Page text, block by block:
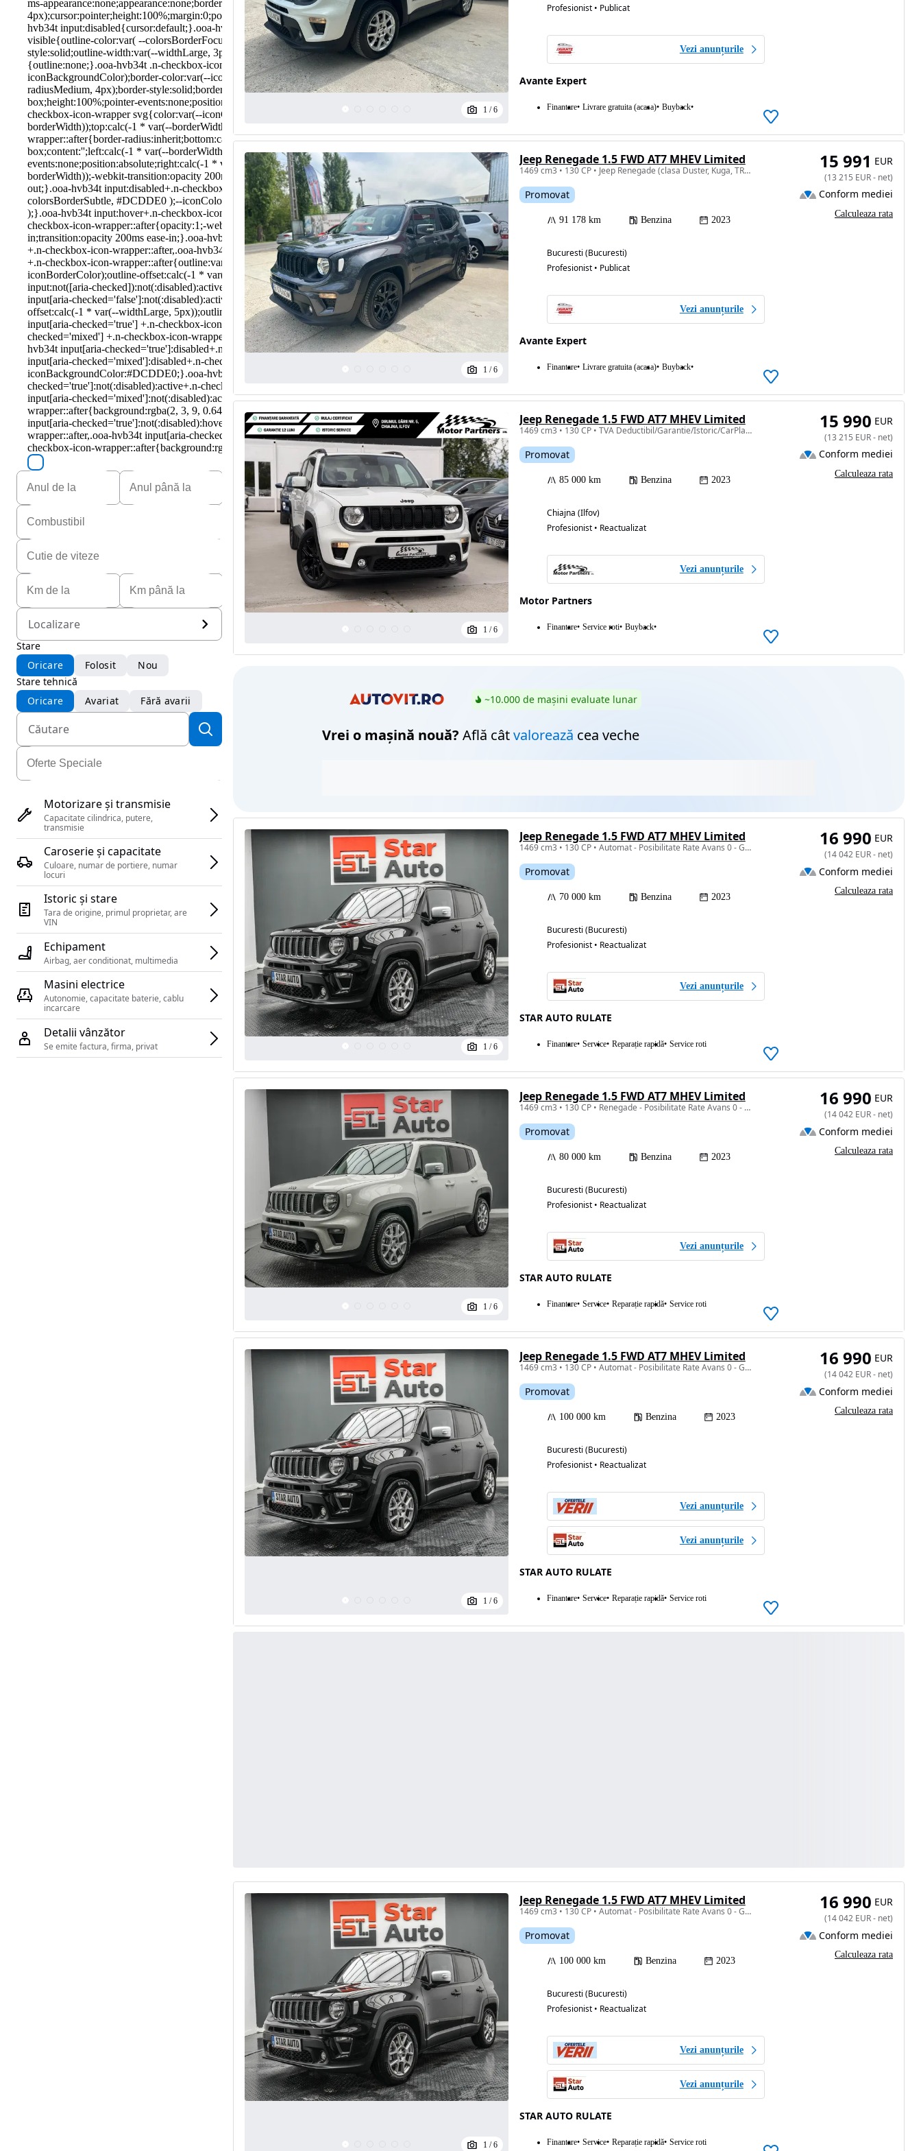
Eligibil pentru
Localizare
Stare
Oricare
Folosit
Nou
Stare tehnică
Oricare
Avariat Fără avarii
Motorizare și transmisie
Capacitate cilindrica, putere,
transmisie
Caroserie și capacitate
Culoare, numar de portiere, numar
locuri
Istoric și stare
Tara de origine, primul proprietar, are
Echipament
Airbag, aer conditionat, multimedia
Masini electrice
Autonomie, capacitate baterie, cablu
Detalii vânzător
Se emite factura, firma, privat
1/6
Profesionist • Publicat
Vezi anunțurile
Avante Expert
Finantare Livrare gratuita (acasa) Buyback
1/6
Jeep Renegade 1.5 FWD AT7 MHEV Limited
1469 cm3 • 130 CP • Jeep Renegade (clasa Duster, Kuga, TRoc, TCross ) cutie automata
Promovat
91 178 km Benzina 2023
Bucuresti (Bucuresti)
Profesionist • Publicat
Vezi anunțurile
Avante Expert
Finantare Livrare gratuita (acasa) Buyback
15 991 EUR
(13 215 EUR- net)
Conform mediei
Calculeaza rata
1/6
Jeep Renegade 1.5 FWD AT7 MHEV Limited
1469 cm3 • 130 CP • TVA Deductibil/Garantie/Istoric/CarPlay/Black Edition
Promovat
85 000 km Benzina 2023
Chiajna (Ilfov)
Profesionist • Reactualizat
Vezi anunțurile
Motor Partners
Finantare Service roti Buyback
15 990 EUR
(13 215 EUR- net)
Conform mediei
Calculeaza rata
~10.000 de mașini evaluate lunar
Vrei o mașină nouă? Află câtvalorează cea veche
1/6
Jeep Renegade 1.5 FWD AT7 MHEV Limited
1469 cm3 • 130 CP • Automat - Posibilitate Rate Avans 0 - Garantie 12 Luni - IMPECABILA
Promovat
70 000 km Benzina 2023
Bucuresti (Bucuresti)
Profesionist • Reactualizat
Vezi anunțurile
STAR AUTO RULATE
Finantare Service Reparație rapidă Service roti
16 990 EUR
(14 042 EUR- net)
Conform mediei
Calculeaza rata
1/6
Jeep Renegade 1.5 FWD AT7 MHEV Limited
1469 cm3 • 130 CP • Renegade - Posibilitate Rate Avans 0 - Garantie 12 Luni - IMPECABILA
Promovat
80 000 km Benzina 2023
Bucuresti (Bucuresti)
Profesionist • Reactualizat
Vezi anunțurile
STAR AUTO RULATE
Finantare Service Reparație rapidă Service roti
16 990 EUR
(14 042 EUR- net)
Conform mediei
Calculeaza rata
1/6
Jeep Renegade 1.5 FWD AT7 MHEV Limited
1469 cm3 • 130 CP • Automat - Posibilitate Rate Avans 0 - Garantie 12 Luni - IMPECABILA
Promovat
100 000 km Benzina 2023
Bucuresti (Bucuresti)
Profesionist • Reactualizat
Vezi anunțurile
Vezi anunțurile
STAR AUTO RULATE
Finantare Service Reparație rapidă Service roti
16 990 EUR
(14 042 EUR- net)
Conform mediei
Calculeaza rata
1/6
Jeep Renegade 1.5 FWD AT7 MHEV Limited
1469 cm3 • 130 CP • Automat - Posibilitate Rate Avans 0 - Garantie 12 Luni - IMPECABILA
Promovat
100 000 km Benzina 2023
Bucuresti (Bucuresti)
Profesionist • Reactualizat
Vezi anunțurile
Vezi anunțurile
STAR AUTO RULATE
Finantare Service Reparație rapidă Service roti
16 990 EUR
(14 042 EUR- net)
Conform mediei
Calculeaza rata